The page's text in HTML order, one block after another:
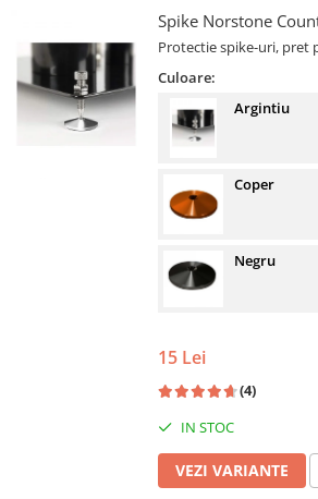
Spike Norstone
Protectie spike-uri, pret
Culoare:
Argintiu
Coper
Negru
15 Lei
(4)
IN STOC
VEZI VARIANTE